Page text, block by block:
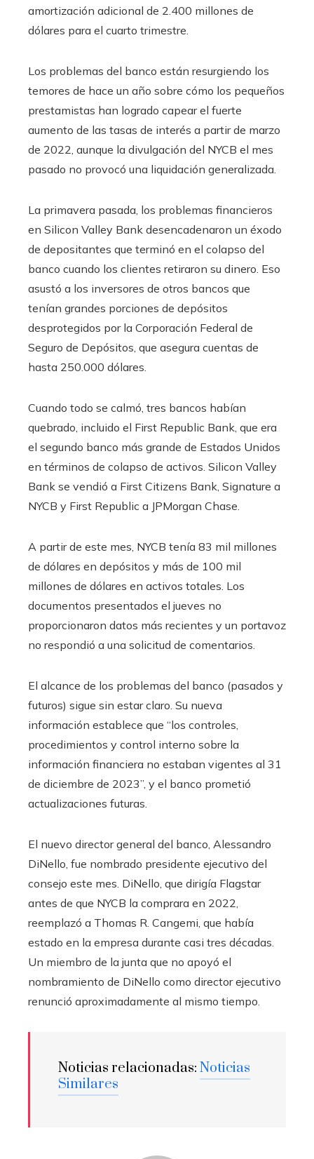
amortización adicional de 2.400 millones de
dólares para el cuarto trimestre.
Los problemas del banco están resurgiendo los
temores de hace un año sobre cómo los pequeños
prestamistas han logrado capear el fuerte
aumento de las tasas de interés a partir de marzo
de 2022, aunque la divulgación del NYCB el mes
pasado no provocó una liquidación generalizada.
La primavera pasada, los problemas financieros
en Silicon Valley Bank desencadenaron un éxodo
de depositantes que terminó en el colapso del
banco cuando los clientes retiraron su dinero. Eso
asustó a los inversores de otros bancos que
tenían grandes porciones de depósitos
desprotegidos por la Corporación Federal de
Seguro de Depósitos, que asegura cuentas de
hasta 250.000 dólares.
Cuando todo se calmó, tres bancos habían
quebrado, incluido el First Republic Bank, que era
el segundo banco más grande de Estados Unidos
en términos de colapso de activos. Silicon Valley
Bank se vendió a First Citizens Bank, Signature a
NYCB y First Republic a JPMorgan Chase.
A partir de este mes, NYCB tenía 83 mil millones
de dólares en depósitos y más de 100 mil
millones de dólares en activos totales. Los
documentos presentados el jueves no
proporcionaron datos más recientes y un portavoz
no respondió a una solicitud de comentarios.
El alcance de los problemas del banco (pasados ​​y
futuros) sigue sin estar claro. Su nueva
información establece que “los controles,
procedimientos y control interno sobre la
información financiera no estaban vigentes al 31
de diciembre de 2023”, y el banco prometió
actualizaciones futuras.
El nuevo director general del banco, Alessandro
DiNello, fue nombrado presidente ejecutivo del
consejo este mes. DiNello, que dirigía Flagstar
antes de que NYCB la comprara en 2022,
reemplazó a Thomas R. Cangemi, que había
estado en la empresa durante casi tres décadas.
Un miembro de la junta que no apoyó el
nombramiento de DiNello como director ejecutivo
renunció aproximadamente al mismo tiempo.
Noticias relacionadas: Noticias
Similares